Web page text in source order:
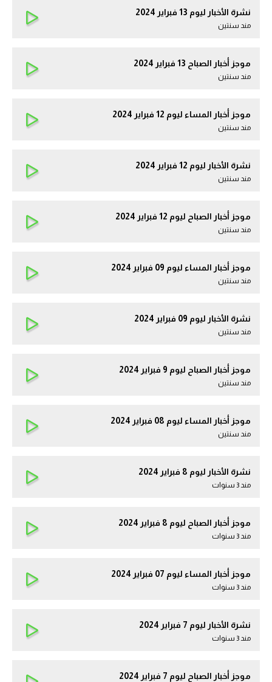
نشرة الأخبار ليوم 13 فبراير 2024
مند سنتين
موجز أخبار الصباح 13 فبراير 2024
مند سنتين
موجز أخبار المساء ليوم 12 فبراير 2024
مند سنتين
نشرة الأخبار ليوم 12 فبراير 2024
مند سنتين
موجز أخبار الصباح ليوم 12 فبراير 2024
مند سنتين
موجز أخبار المساء ليوم 09 فبراير 2024
مند سنتين
نشرة الأخبار ليوم 09 فبراير 2024
مند سنتين
موجز أخبار الصباح ليوم 9 فبراير 2024
مند سنتين
موجز أخبار المساء ليوم 08 فبراير 2024
مند سنتين
نشرة الأخبار ليوم 8 فبراير 2024
مند 3 سنوات
موجز أخبار الصباح ليوم 8 فبراير 2024
مند 3 سنوات
موجز أخبار المساء ليوم 07 فبراير 2024
مند 3 سنوات
نشرة الأخبار ليوم 7 فبراير 2024
مند 3 سنوات
موجز أخبار الصباح ليوم 7 فبراير 2024